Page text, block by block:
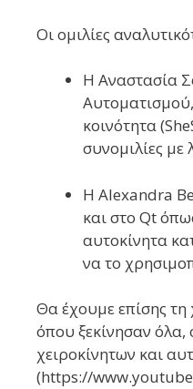
Οι ομιλίες
Η Αναστασία
Αυτοματισμού,
κοινότητα
συνομιλίες με
Η Alexandra
και στο Qt
αυτοκίνητα
να το
Θα έχουμε επίσης
όπου ξεκίνησαν όλα,
χειροκίνητων και
(https://